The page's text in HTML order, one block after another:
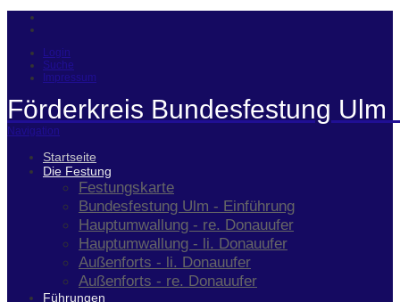
Login
Suche
Impressum
Förderkreis Bundesfestung Ulm
Navigation
Startseite
Die Festung
Festungskarte
Bundesfestung Ulm - Einführung
Hauptumwallung - re. Donauufer
Hauptumwallung - li. Donauufer
Außenforts - li. Donauufer
Außenforts - re. Donauufer
Führungen